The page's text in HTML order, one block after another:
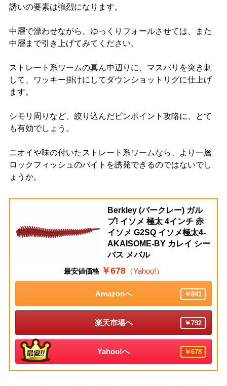
誘いの要素は強烈になります。
中層で漂わせながら、ゆっくりフォールさせては、また
中層まで引き上げてみてください。
ストレート系ワームの真ん中辺りに、マスバリを突き刺
して、ワッキー掛けにしてダウンショットリグに仕上げ
ます。
シモリ周りなど、絞り込んだピンポイント攻略に、とて
も有効でしょう。
ニオイや味の付いたストレート系ワームなら、より一層
ロックフィッシュのバイトを誘発できるのではないでし
ょうか。
Berkley (バークレー) ガル
プ! イソメ 極太 4インチ 赤
イソメ G2SQ イソメ極太4-
AKAISOME-BY カレイ シー
バス メバル
最安値価格 ￥678（Yahoo!）
Amazonへ ￥841
楽天市場へ ￥792
Yahoo!へ ￥678